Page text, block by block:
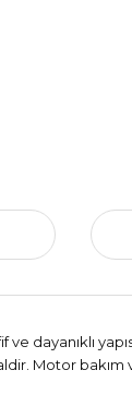
dayanıklı
Motor